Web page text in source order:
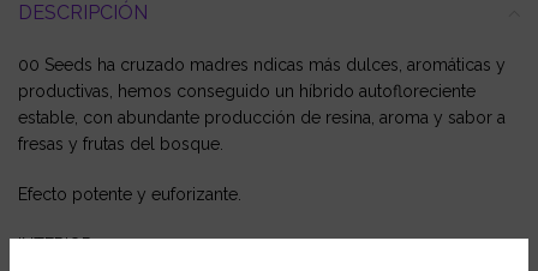
DESCRIPCIÓN
00 Seeds ha cruzado madres ndicas más dulces, aromáticas y
productivas, hemos conseguido un híbrido autofloreciente
estable, con abundante producción de resina, aroma y sabor a
fresas y frutas del bosque.
Efecto potente y euforizante.
INTERIOR: